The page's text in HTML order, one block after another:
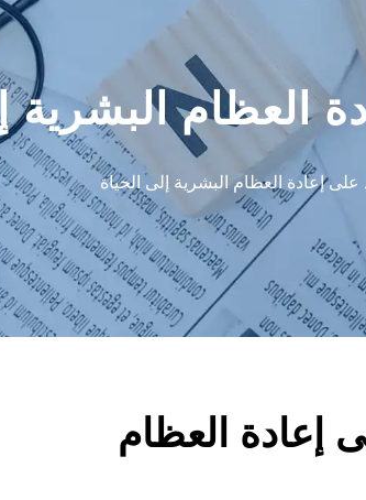
العظام البشرية
على إعادة العظام البشرية إلى الحياة
إعادة العظام